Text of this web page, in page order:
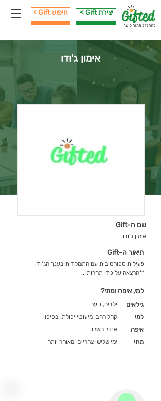
< Gift חיפוש < Gift יצירת
אימון ג'ודו
שם ה-Gift
אימון ג'ודו
תיאור ה-Gift
פעילות ספורטיבית עם התמקדות בענך הג'ודו
**הרצאה על גודו תחרותי...
למי, איפה ומתי?
ילדים, נוער גילאים
קהל רחב, מיעוטי יכולת, בסיכון למי
איזור השרון איפה
ימי שלישי צהריים ומאוחר יותר מתי